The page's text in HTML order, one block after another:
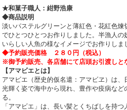
★和菓子職人：紺野浩康
◆商品説明
淡いパステルグリーンと薄紅色・花紅色
でひとつひとつお作りしました。半漁人の
いらしい人魚の様なイメージでお作りしま
◆予約販売価格 ２８０円（税込）
※御予約販売、各店舗にて店頭お引渡しと
【アマビエとは】
アマビエ（歴史的仮名遣：アマビヱ）は、
光輝く姿で海中から現れ、豊作や疫病な
る。
「アマビエ」は、長い髪とくちばしを持